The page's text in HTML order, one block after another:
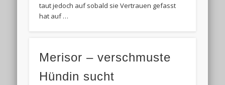
taut jedoch auf sobald sie Vertrauen gefasst
hat auf …
Merisor – verschmuste
Hündin sucht